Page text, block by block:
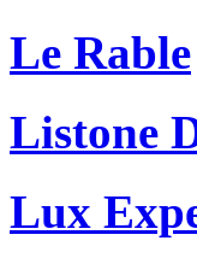
Le Rable
Listone
Lux